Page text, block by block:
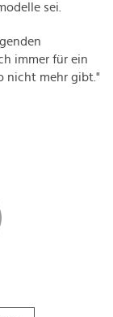
sei.
immer für ein
nicht mehr gibt."